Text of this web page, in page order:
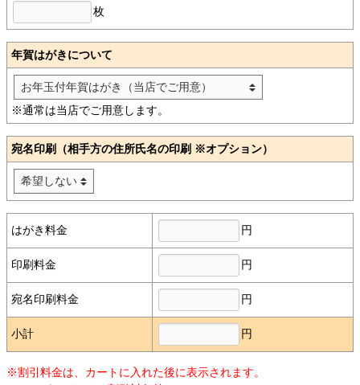
枚
年賀はがきについて
※通常は当店でご用意します。
宛名印刷（相手方の住所氏名の印刷 ※オプション）
はがき料金 円
印刷料金 円
宛名印刷料金 円
小計 円
※割引料金は、カートに入れた後に表示されます。